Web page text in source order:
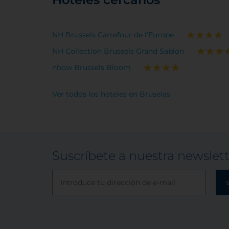
NH Brussels Carrefour de l'Europe
NH Collection Brussels Grand Sablon
nhow Brussels Bloom
Ver todos los hoteles en Bruselas
Suscríbete a nuestra